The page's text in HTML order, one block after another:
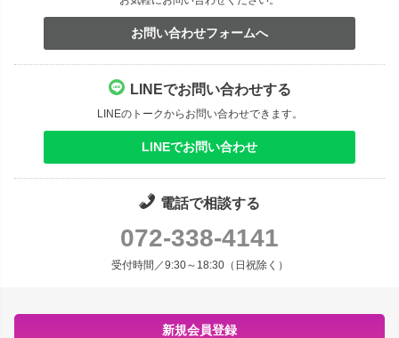
お問い合わせフォームへ
LINEでお問い合わせする
LINEのトークからお問い合わせできます。
LINEでお問い合わせ
電話で相談する
072-338-4141
受付時間／9:30～18:30（日祝除く）
新規会員登録